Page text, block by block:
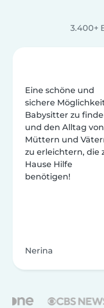
3.400+
Eine schöne und
sichere
Babysitter zu
und den Alltag von
Müttern und
zu erleichtern, die
Hause Hilfe
benötigen!
Nerina